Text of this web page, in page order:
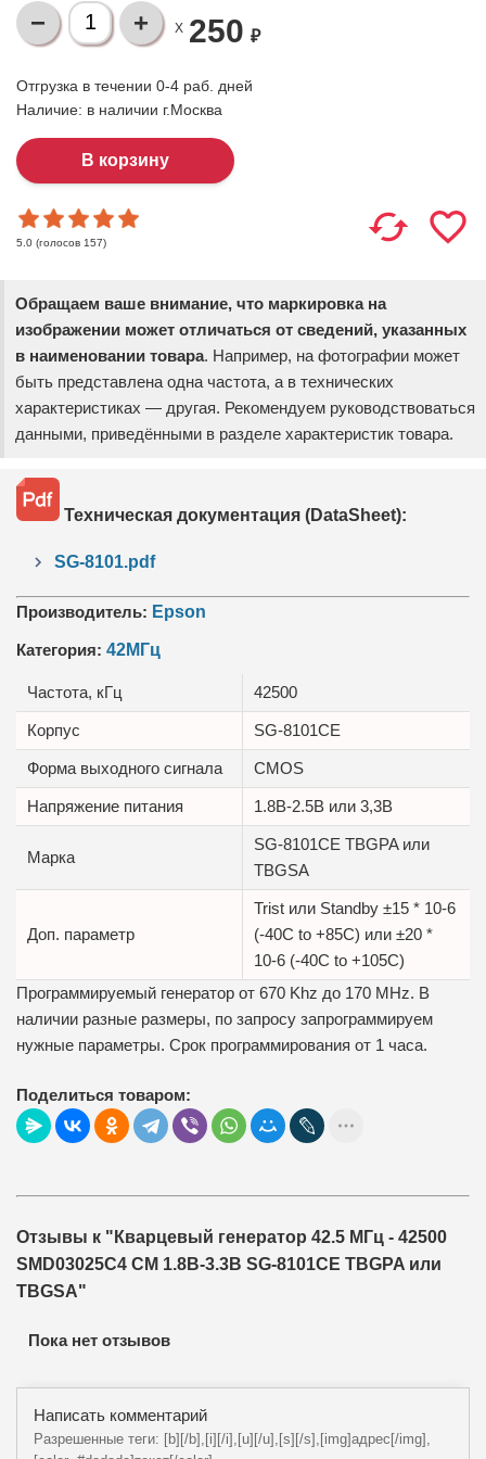
X 250 ₽
Отгрузка в течении 0-4 раб. дней
Наличие: в наличии г.Москва
5.0 (голосов 157)
Обращаем ваше внимание, что маркировка на
изображении может отличаться от сведений, указанных
в наименовании товара. Например, на фотографии может
быть представлена одна частота, а в технических
характеристиках — другая. Рекомендуем руководствоваться
данными, приведёнными в разделе характеристик товара.
Техническая документация (DataSheet):
SG-8101.pdf
Производитель: Epson
Категория: 42МГц
Частота, кГц 42500
Корпус SG-8101CE
Форма выходного сигнала CMOS
Напряжение питания 1.8В-2.5B или 3,3B
Марка
SG-8101CE TBGPA или
TBGSA
Доп. параметр
Trist или Standby ±15 * 10-6
(-40C to +85C) или ±20 *
10-6 (-40C to +105C)
Программируемый генератор от 670 Khz до 170 MHz. В
наличии разные размеры, по запросу запрограммируем
нужные параметры. Срок программирования от 1 часа.
Поделиться товаром:
Отзывы к "Кварцевый генератор 42.5 МГц - 42500
SMD03025C4 CM 1.8В-3.3В SG-8101CE TBGPA или
TBGSA"
Пока нет отзывов
Написать комментарий
Разрешенные теги: [b][/b],[i][/i],[u][/u],[s][/s],[img]адрес[/img],